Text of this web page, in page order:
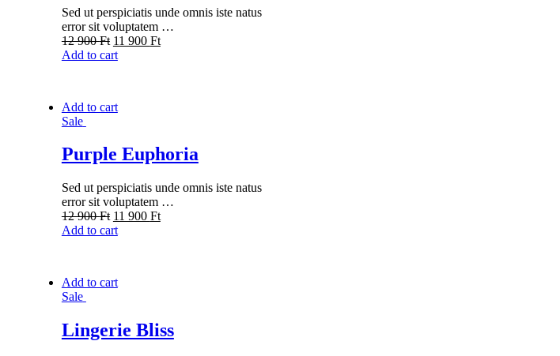
Sed ut perspiciatis unde omnis iste natus
error sit voluptatem …
12 900Ft 11 900 Ft
Add to cart
Add to cart
Sale
Purple Euphoria
Sed ut perspiciatis unde omnis iste natus
error sit voluptatem …
12 900Ft 11 900 Ft
Add to cart
Add to cart
Sale
Lingerie Bliss